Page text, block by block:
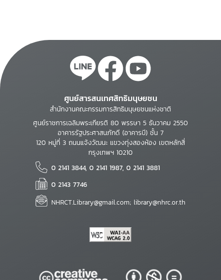
ศูนย์สารสนเทศสิทธิมนุษยชน
สำนักงานคณะกรรมการสิทธิมนุษยชนแห่งชาติ
ศูนย์ราชการเฉลิมพระเกียรติ 80 พรรษา 5 ธันวาคม 2550
อาคารรัฐประศาสนภักดี (อาคารบี) ชั้น 7
120 หมู่ที่ 3 ถนนแจ้งวัฒนะ แขวงทุ่งสองห้อง เขตหลักสี่
กรุงเทพฯ 10210
0 2141 3844, 0 2141 1987, 0 2141 3881
0 2143 7746
NHRCT.Library@gmail.com; library@nhrc.or.th